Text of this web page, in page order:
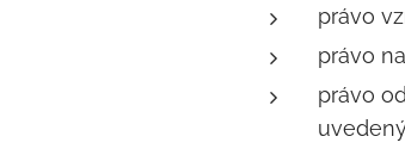
právo
právo
právo